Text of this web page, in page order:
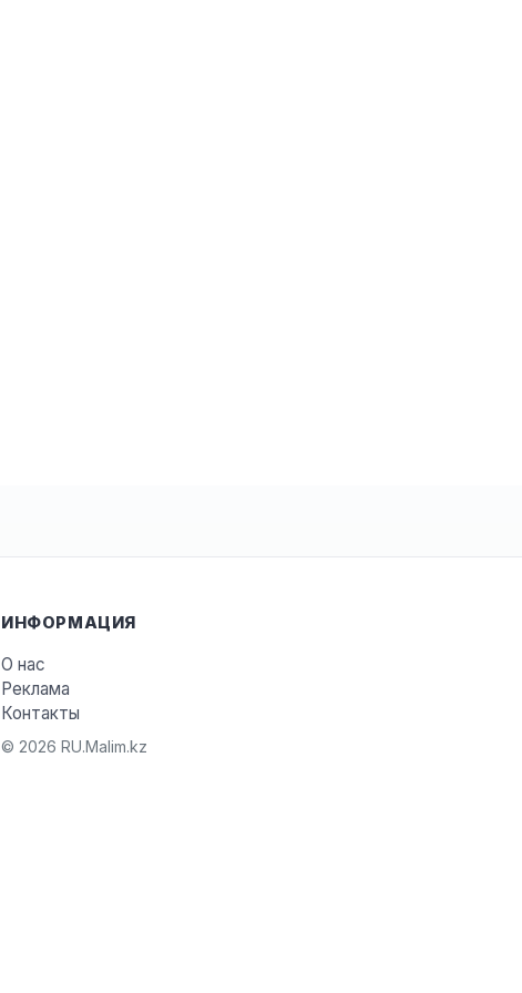
ИНФОРМАЦИЯ
О нас
Реклама
Контакты
© 2026 RU.Malim.kz